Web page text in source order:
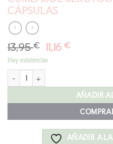
CÁPSULAS
13,95€ El
precio
original
13,95 €.
11,16€El
11,16 €.
Hay existencias
CUMLAUDE SEROTOGYN NOCTA
AÑADIR
AÑADIR A LA